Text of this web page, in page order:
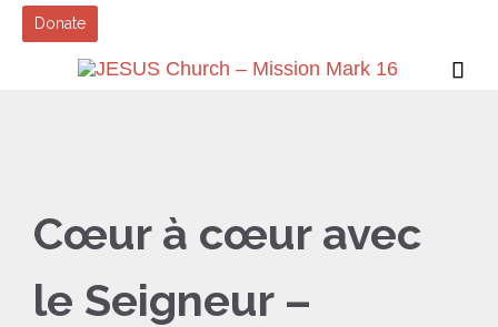
Donate

Cœur à cœur avec
le Seigneur –